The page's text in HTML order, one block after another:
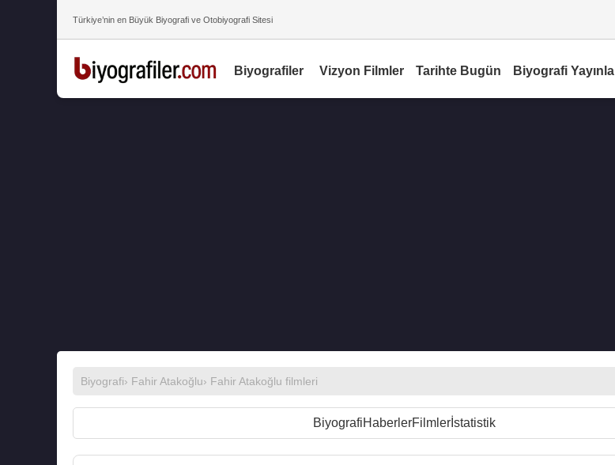
Türkiye’nin en Büyük Biyografi ve Otobiyografi Sitesi
Biyografiler Vizyon Filmler Tarihte Bugün Biyografi Yayınla
Biyografi› Fahir Atakoğlu› Fahir Atakoğlu filmleri
BiyografiHaberlerFilmlerİstatistik